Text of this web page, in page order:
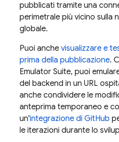
pubblicati tramite una
perimetrale più vicino sulla
globale.
Puoi anche visualizzare e
prima della pubblicazione.
Emulator Suite, puoi
del backend in un URL
anche condividere le
anteprima temporaneo e
un'integrazione di GitHub
le iterazioni durante lo